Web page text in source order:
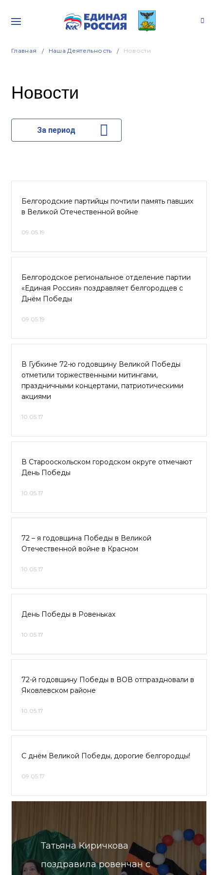
Главная Наша Деятельность Новости
Новости
За период
Белгородские партийцы почтили память павших
в Великой Отечественной войне
09.05.19
Белгородское региональное отделение партии
«Единая Россия» поздравляет белгородцев с
Днём Победы
09.05.19
В Губкине 72-ю годовщину Великой Победы
отметили торжественными митингами,
праздничными концертами, патриотическими
акциями
10.05.17
В Старооскольском городском округе отмечают
День Победы
10.05.17
72 – я годовщина Победы в Великой
Отечественной войне в Красном
10.05.17
День Победы в Ровеньках
10.05.17
72-й годовщину Победы в ВОВ отпраздновали в
Яковлевском районе
10.05.17
С днём Великой Победы, дорогие белгородцы!
09.05.17
Татьяна Киричкова
поздравила ровенчан с